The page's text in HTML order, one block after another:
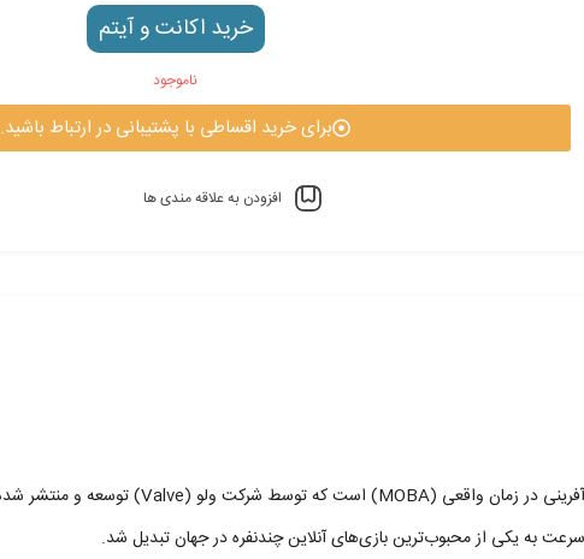
خرید اکانت و آيتم
ناموجود
برای خرید اقساطی با پشتیبانی در ارتباط باشید.
افزودن به علاقه مندی ها
به یکی از محبوب‌ترین بازی‌های آنلاین چندنفره در جهان تبدیل شد.